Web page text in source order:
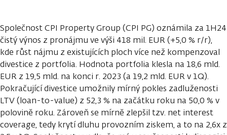
Společnost CPI Property Group (CPI PG) oznámila za 1H24
čistý výnos z pronájmu ve výši 418 mil. EUR (+5,0 % r/r),
kde růst nájmu z existujících ploch více než kompenzoval
divestice z portfolia. Hodnota portfolia klesla na 18,6 mld.
EUR z 19,5 mld. na konci r. 2023 (a 19,2 mld. EUR v 1Q).
Pokračující divestice umožnily mírný pokles zadluženosti
LTV (loan-to-value) z 52,3 % na začátku roku na 50,0 % v
polovině roku. Zároveň se mírně zlepšil tzv. net interest
coverage, tedy krytí dluhu provozním ziskem, a to na 2,6x z